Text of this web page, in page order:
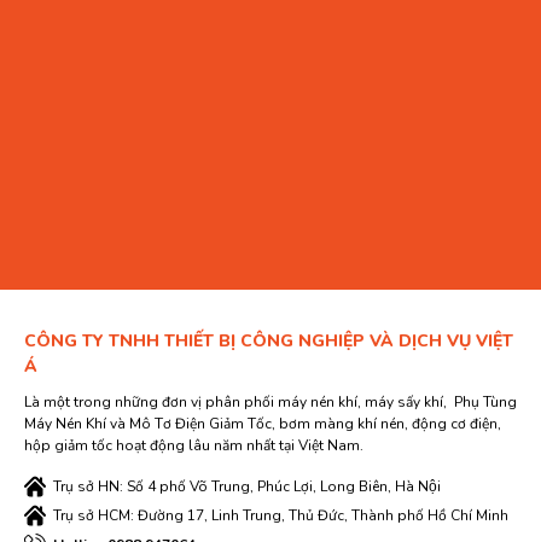
CÔNG TY TNHH THIẾT BỊ CÔNG NGHIỆP VÀ DỊCH VỤ VIỆT
Á
Là một trong những đơn vị phân phối máy nén khí, máy sấy khí, Phụ Tùng
Máy Nén Khí và Mô Tơ Điện Giảm Tốc, bơm màng khí nén, động cơ điện,
hộp giảm tốc hoạt động lâu năm nhất tại Việt Nam.
Trụ sở HN: Số 4 phố Võ Trung, Phúc Lợi, Long Biên, Hà Nội
Trụ sở HCM: Đường 17, Linh Trung, Thủ Đức, Thành phố Hồ Chí Minh